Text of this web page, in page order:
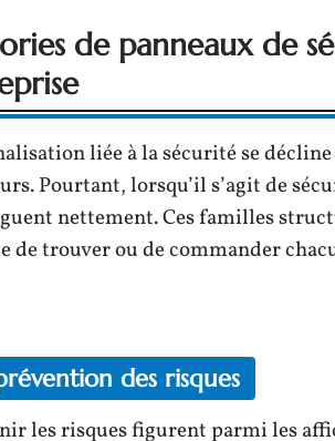
de panneaux de
liée à la sécurité se
Pourtant, lorsqu’il s’agit de
nettement. Ces familles
de trouver ou de commander
des risques
les risques figurent parmi les